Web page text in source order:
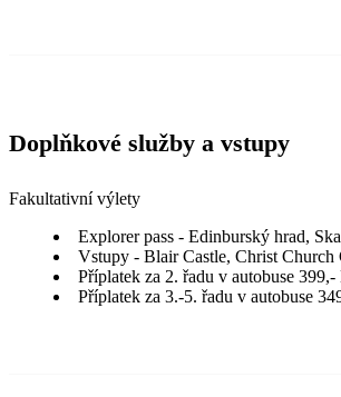
Doplňkové služby a vstupy
Fakultativní výlety
Explorer pass - Edinburský hrad,
Vstupy - Blair Castle, Christ Church
Příplatek za 2. řadu v autobuse
Příplatek za 3.-5. řadu v autobuse